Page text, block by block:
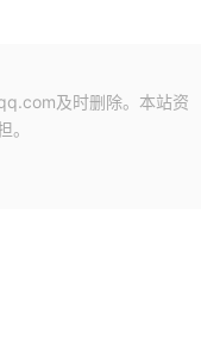
及时删除。本站资